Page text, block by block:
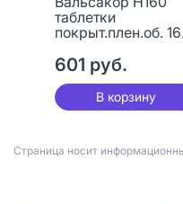
таблетки
покрыт.плен.об.
601 руб.
В корзину
Страница носит